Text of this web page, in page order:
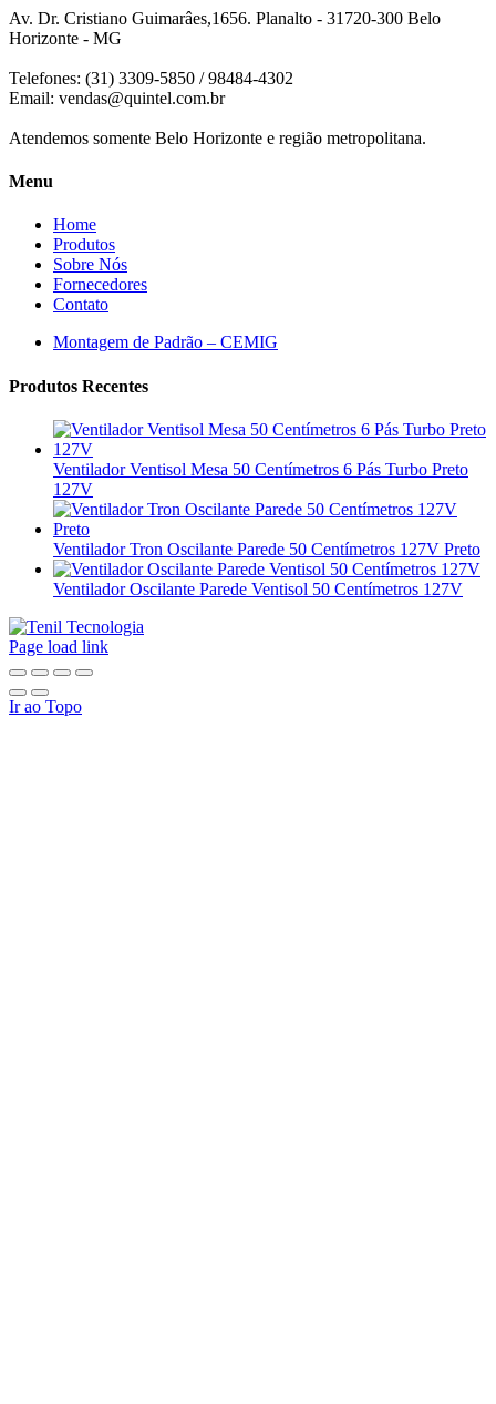
Av. Dr. Cristiano Guimarâes,1656. Planalto - 31720-300 Belo
Horizonte - MG
Telefones: (31) 3309-5850 / 98484-4302
Email: vendas@quintel.com.br
Atendemos somente Belo Horizonte e região metropolitana.
Menu
Home
Produtos
Sobre Nós
Fornecedores
Contato
Montagem de Padrão – CEMIG
Produtos Recentes
Ventilador Ventisol Mesa 50 Centímetros 6 Pás Turbo Preto
127V
Ventilador Tron Oscilante Parede 50 Centímetros 127V Preto
Ventilador Oscilante Parede Ventisol 50 Centímetros 127V
Page load link
Ir ao Topo